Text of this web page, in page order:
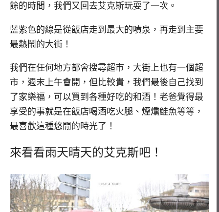
餘的時間，我們又回去艾克斯玩耍了一次。
藍紫色的線是從飯店走到最大的噴泉，再走到主要
最熱鬧的大街！
我們在任何地方都會搜尋超市，大街上也有一個超
市，週末上午會開，但比較貴，我們最後自己找到
了家樂福，可以買到各種好吃的和酒！老爸覺得最
享受的事就是在飯店喝酒吃火腿、煙燻鮭魚等等，
最喜歡這種悠閒的時光了！
來看看雨天晴天的艾克斯吧！